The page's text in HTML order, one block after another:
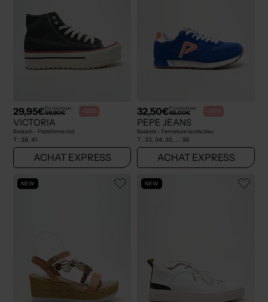
29,95€Prix boutique :
59,90€ -50%
VICTORIA
Baskets - Plateforme noir
T : 38, 41
ACHAT EXPRESS
32,50€Prix boutique :
65,00€ -50%
PEPE JEANS
Baskets - Fermeture lacets bleu
T : 33, 34, 35, ... 36
ACHAT EXPRESS
NEW NEW